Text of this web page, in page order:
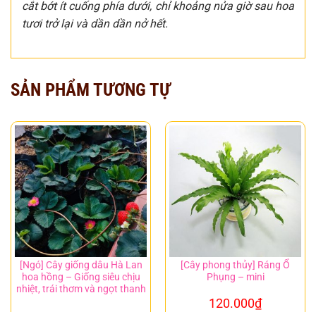
cắt bớt ít cuống phía dưới, chỉ khoảng nửa giờ sau hoa
tươi trở lại và dần dần nở hết.
SẢN PHẨM TƯƠNG TỰ
[Ngó] Cây giống dâu Hà Lan
hoa hồng – Giống siêu chịu
nhiệt, trái thơm và ngọt thanh
[Cây phong thủy] Ráng Ổ
Phụng – mini
120.000₫